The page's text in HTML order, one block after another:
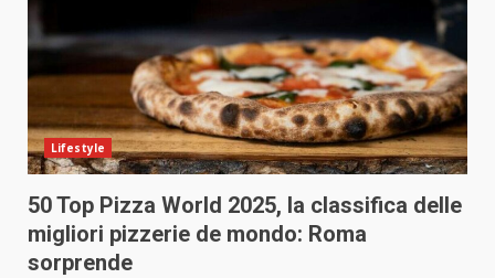
Lifestyle
50 Top Pizza World 2025, la classifica delle
migliori pizzerie de mondo: Roma
sorprende